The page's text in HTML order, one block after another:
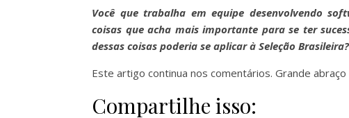
Você que trabalha em equipe desenvolvendo
coisas que acha mais importante para se ter
dessas coisas poderia se aplicar à Seleção Brasileira?
Este artigo continua nos comentários. Grande
Compartilhe isso: